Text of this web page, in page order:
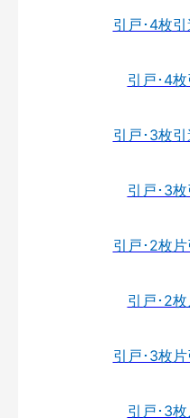
引戸･4枚
引戸･4
引戸･3枚
引戸･3
引戸･2枚
引戸･2
引戸･3枚
引戸･3